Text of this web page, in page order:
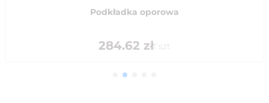
Podkładka oporowa
284.62 zł/ szt